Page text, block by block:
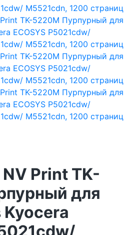
Print TK-
для
Kyocera